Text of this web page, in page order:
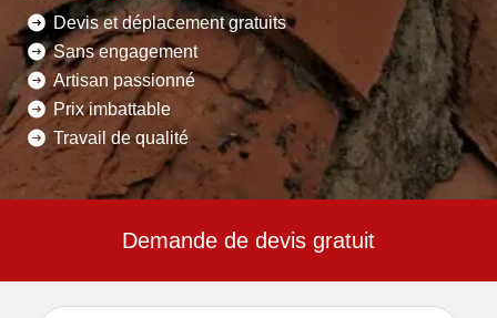
Devis et déplacement gratuits
Sans engagement
Artisan passionné
Prix imbattable
Travail de qualité
Demande de devis gratuit